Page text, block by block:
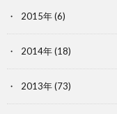
2015年(6)
2014年(18)
2013年(73)